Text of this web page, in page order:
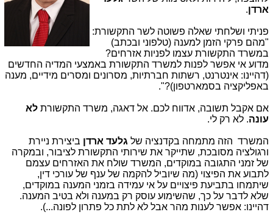
ארדן.
פניתי ושלחתי שאלה פשוטה לשר התקשורת:
"מהם פרקי הזמן למענה (טלפוני ובכתב)
במשרד התקשורת עצמו לפניות אזרחים?
מדוע אי אפשר לפנות למשרד התקשורת באמצעי המדיה החדשים
(דהיינו: אינטרנט, רשתות חברתיות, מסרונים ומסרים מידיים, מענה
באפליקציה בסמארטפון)?".
אם אקבל תשובה, אדווח לכם. אל דאגה, משרד התקשורת לא
עונה. לא רק לי.
המשרד הזה מתמחה בקדנציה של גלעד ארדן ביצירת ניירת
ורגולציה מסובכת, שתייקר את שירותי התקשורת לציבור, ובמקרה
של זמני התגובה במוקדים, המשרד שולח את האזרחים עצמם
לתבוע את הפיצוי (מה שיוביל להקמה של ענף של עורכי דין,
שיתמחו בתביעת פיצויים על אי עמידה בזמני המענה במוקדים,
שלא לדבר על כך, שהשימוע עוסק רק במענה ולא בטיב המענה.
דהיינו: אפשר לענות מהר אבל לא לתת כל פתרון לפונה...).